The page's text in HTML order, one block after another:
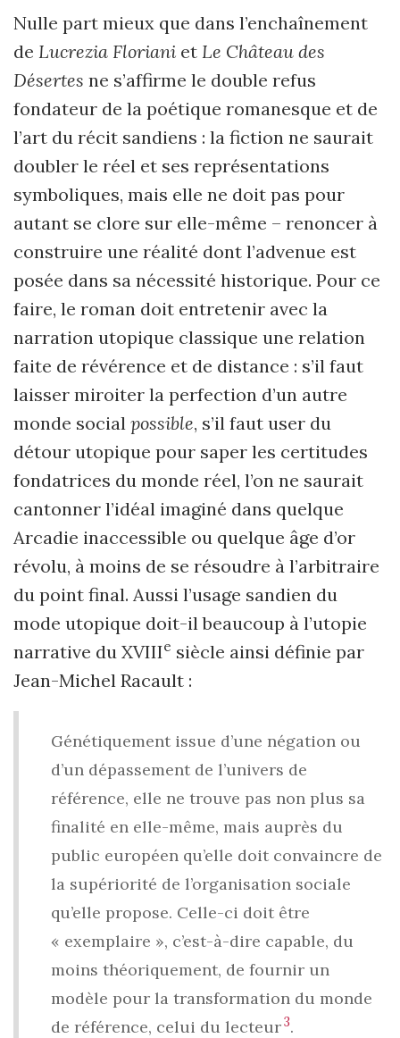
Nulle part mieux que dans l’enchaînement
de Lucrezia Floriani et Le Château des
Désertes ne s’affirme le double refus
fondateur de la poétique romanesque et de
l’art du récit sandiens : la fiction ne saurait
doubler le réel et ses représentations
symboliques, mais elle ne doit pas pour
autant se clore sur elle-même – renoncer à
construire une réalité dont l’advenue est
posée dans sa nécessité historique. Pour ce
faire, le roman doit entretenir avec la
narration utopique classique une relation
faite de révérence et de distance : s’il faut
laisser miroiter la perfection d’un autre
monde social possible, s’il faut user du
détour utopique pour saper les certitudes
fondatrices du monde réel, l’on ne saurait
cantonner l’idéal imaginé dans quelque
Arcadie inaccessible ou quelque âge d’or
révolu, à moins de se résoudre à l’arbitraire
du point final. Aussi l’usage sandien du
mode utopique doit-il beaucoup à l’utopie
narrative du XVIIIe siècle ainsi définie par
Jean-Michel Racault :
Génétiquement issue d’une négation ou
d’un dépassement de l’univers de
référence, elle ne trouve pas non plus sa
finalité en elle-même, mais auprès du
public européen qu’elle doit convaincre de
la supériorité de l’organisation sociale
qu’elle propose. Celle-ci doit être
« exemplaire », c’est-à-dire capable, du
moins théoriquement, de fournir un
modèle pour la transformation du monde
de référence, celui du lecteur3.